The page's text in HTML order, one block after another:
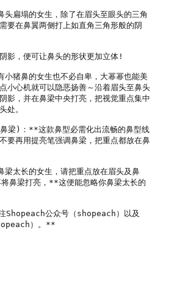
扁塌的女生，除了在眉头至眼头的三角
要在鼻翼两侧打上如直角三角形般的阴
影，便可让鼻头的形状更加立体!
猪鼻的女生也不必自卑，大幂幂也能美
小心机就可以隐恶扬善～沿着眉头至鼻头
影，并在鼻梁中央打亮，把视觉重点集中
处。
梁)：**这款鼻型必需化出流畅的鼻型线
要再用提亮笔强调鼻梁，把重点都放在鼻
太长的女生，请把重点放在眉头及鼻
鼻梁打亮，**这便能忽略你鼻梁太长的
Shopeach公众号（shopeach）以及